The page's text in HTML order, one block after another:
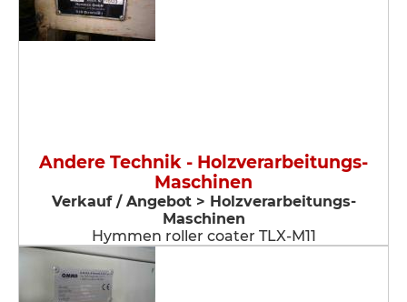
Andere Technik - Holzverarbeitungs-
Maschinen
Verkauf / Angebot > Holzverarbeitungs-
Maschinen
Hymmen roller coater TLX-M11